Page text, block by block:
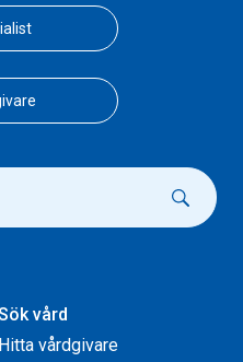
vård
Hitta vårdgivare